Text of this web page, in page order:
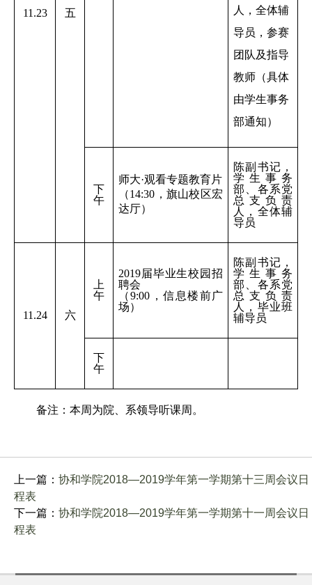
11.23 五
人，全体辅
导员，参赛
团队及指导
教师（具体
由学生事务
部通知）
下
午
师大·观看专题教育片
（14:30，旗山校区宏
达厅）
陈副书记，
学生事务
部、各系党
总支负责
人，全体辅
导员
11.24 六
上
午
2019届毕业生校园招
聘会
（9:00，信息楼前广
场）
陈副书记，
学生事务
部、各系党
总支负责
人，毕业班
辅导员
下
午
备注：本周为院、系领导听课周。
上一篇： 协和学院2018—2019学年第一学期第十三周会议日
程表
下一篇： 协和学院2018—2019学年第一学期第十一周会议日
程表